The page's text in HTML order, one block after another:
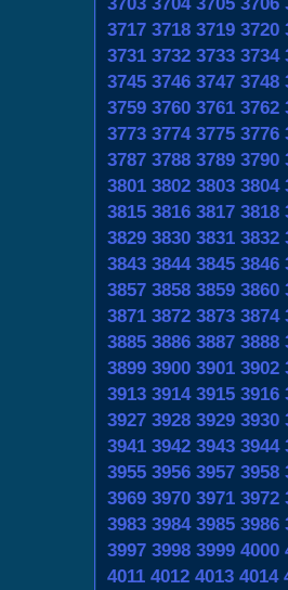
3717 3718 3719 3720
3731 3732 3733 3734
3745 3746 3747 3748
3759 3760 3761 3762
3773 3774 3775 3776
3787 3788 3789 3790
3801 3802 3803 3804
3815 3816 3817 3818
3829 3830 3831 3832
3843 3844 3845 3846
3857 3858 3859 3860
3871 3872 3873 3874
3885 3886 3887 3888
3899 3900 3901 3902
3913 3914 3915 3916
3927 3928 3929 3930
3941 3942 3943 3944
3955 3956 3957 3958
3969 3970 3971 3972
3983 3984 3985 3986
3997 3998 3999 4000
4011 4012 4013 4014